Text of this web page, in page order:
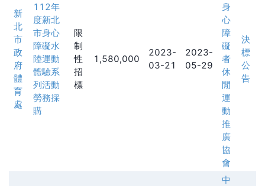
新
北
市
政
府
體
育
處
112年
度新北
市身心
障礙水
陸運動
體驗系
列活動
勞務採
購
限
制
性
招
標
1,580,000
2023-
03-21
2023-
05-29
身
心
障
礙
者
休
閒
運
動
推
廣
協
會
決
標
公
告
中